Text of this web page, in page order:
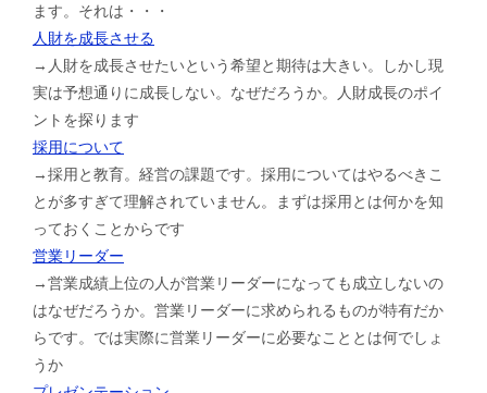
ます。それは・・・
人財を成長させる
→人財を成長させたいという希望と期待は大きい。しかし現
実は予想通りに成長しない。なぜだろうか。人財成長のポイ
ントを探ります
採用について
→採用と教育。経営の課題です。採用についてはやるべきこ
とが多すぎて理解されていません。まずは採用とは何かを知
っておくことからです
営業リーダー
→営業成績上位の人が営業リーダーになっても成立しないの
はなぜだろうか。営業リーダーに求められるものが特有だか
らです。では実際に営業リーダーに必要なこととは何でしょ
うか